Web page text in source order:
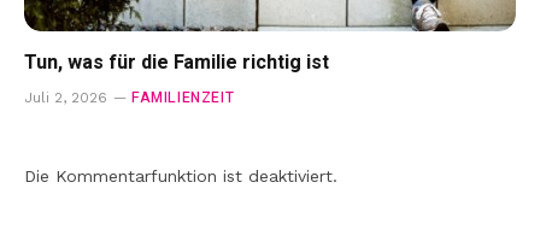
Tun, was für die Familie richtig ist
Juli 2, 2026 FAMILIENZEIT
Die Kommentarfunktion ist deaktiviert.